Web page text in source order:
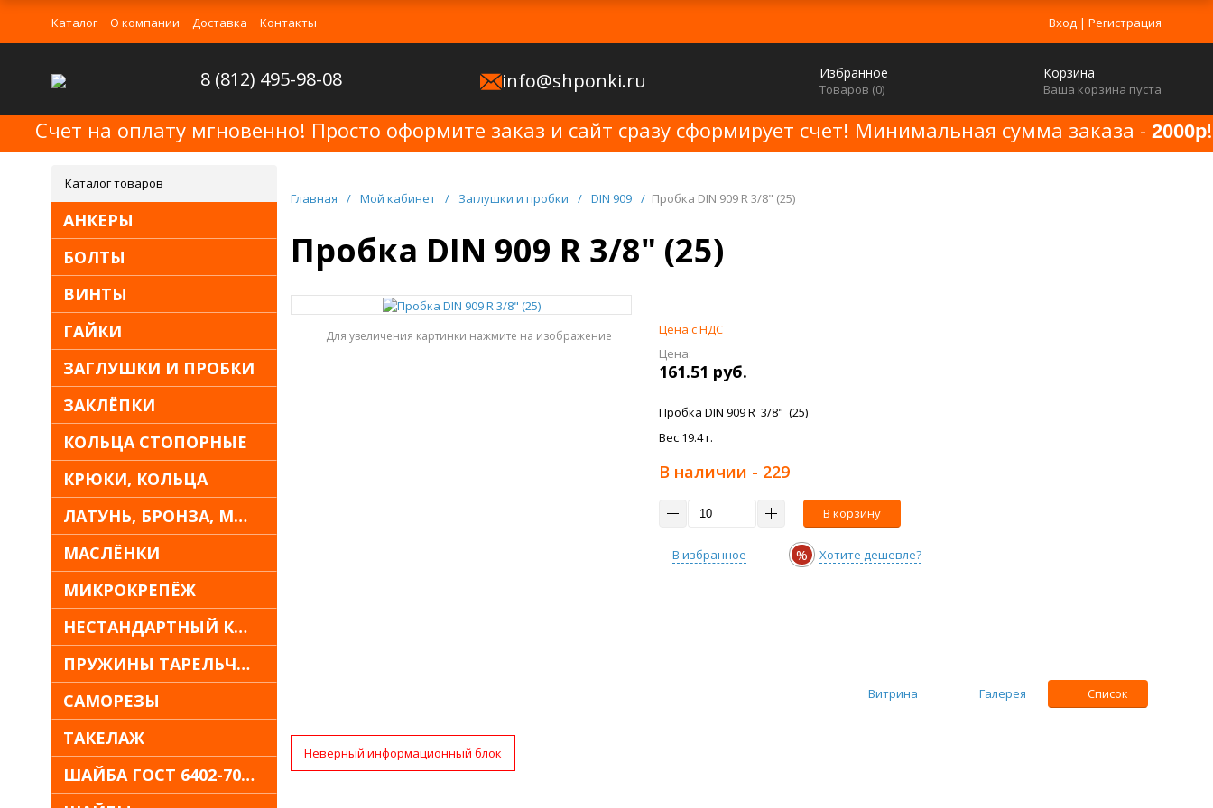
Вход | Регистрация
Каталог О компании Доставка Контакты
8 (812) 495-98-08 info@shponki.ru Избранное
Товаров (0)
Корзина
Ваша корзина пуста
Счет на оплату мгновенно! Просто оформите заказ и сайт сразу сформирует счет! Минимальная сумма заказа - 2000р!
Каталог товаров
АНКЕРЫ
БОЛТЫ
ВИНТЫ
ГАЙКИ
ЗАГЛУШКИ И ПРОБКИ
ЗАКЛЁПКИ
КОЛЬЦА СТОПОРНЫЕ
КРЮКИ, КОЛЬЦА
ЛАТУНЬ, БРОНЗА, МЕДЬ
МАСЛЁНКИ
МИКРОКРЕПЁЖ
НЕСТАНДАРТНЫЙ КРЕПЁЖ
ПРУЖИНЫ ТАРЕЛЬЧАТЫЕ
САМОРЕЗЫ
ТАКЕЛАЖ
ШАЙБА ГОСТ 6402-70 30Х13
Главная / Мой кабинет / Заглушки и пробки / DIN 909 / Пробка DIN 909 R 3/8" (25)
Пробка DIN 909 R 3/8" (25)
Для увеличения картинки нажмите на изображение
Цена с НДС
Цена:
161.51 руб.
Пробка DIN 909 R 3/8" (25)
Вес 19.4 г.
В наличии - 229
В корзину
В избранное % Хотите дешевле?
Список
Галерея
Витрина
Неверный информационный блок